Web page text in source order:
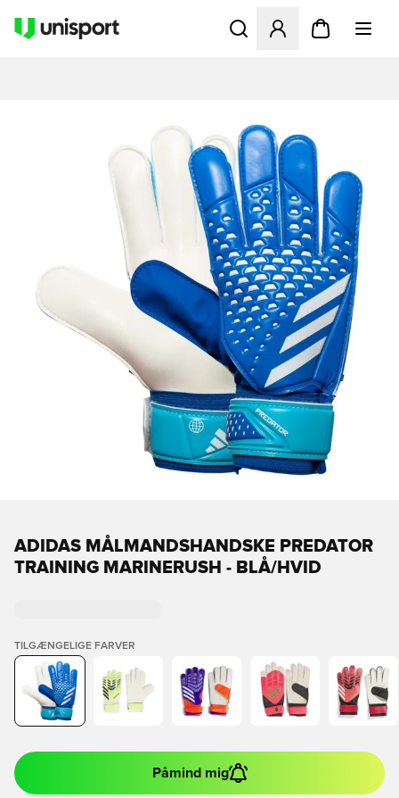
Åbner en Modal til at
ADIDAS MÅLMANDSHANDSKE PREDATOR
TRAINING MARINERUSH - BLÅ/HVID
TILGÆNGELIGE FARVER
Påmind mig